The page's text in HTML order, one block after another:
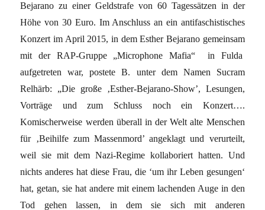
Bejarano zu einer Geldstrafe von 60 Tagessätzen in der
Höhe von 30 Euro. Im Anschluss an ein antifaschistisches
Konzert im April 2015, in dem Esther Bejarano gemeinsam
mit der RAP-Gruppe „Microphone Mafia“ in Fulda
aufgetreten war, postete B. unter dem Namen Sucram
Relhärb: „Die große ‚Esther-Bejarano-Show’, Lesungen,
Vorträge und zum Schluss noch ein Konzert….
Komischerweise werden überall in der Welt alte Menschen
für ‚Beihilfe zum Massenmord’ angeklagt und verurteilt,
weil sie mit dem Nazi-Regime kollaboriert hatten. Und
nichts anderes hat diese Frau, die ‘um ihr Leben gesungen‘
hat, getan, sie hat andere mit einem lachenden Auge in den
Tod gehen lassen, in dem sie sich mit anderen